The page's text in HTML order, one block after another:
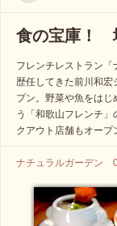
食の宝庫！
フレンチレストラン
歴任してきた前川和宏
プン。野菜や魚をは
う「和歌山フレンチ
クアウト店舗もオープ
ナチュラルガーデン